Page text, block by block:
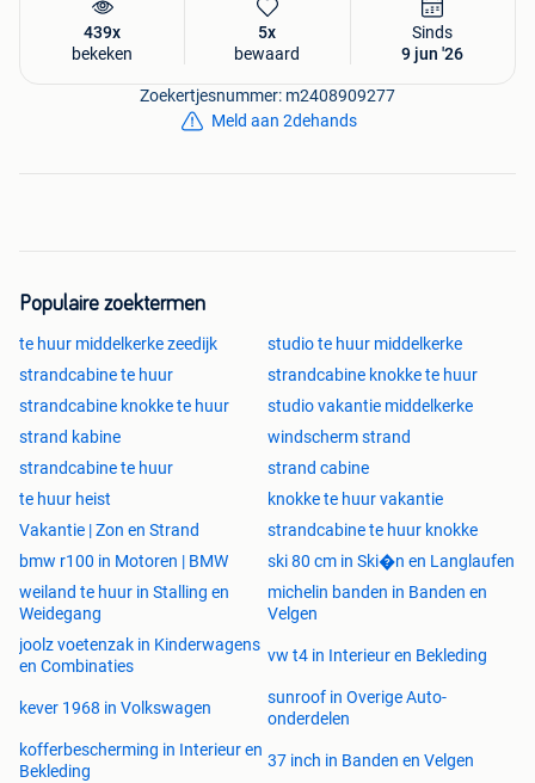
439x
bekeken
5x
bewaard
Sinds
9 jun '26
Zoekertjesnummer: m2408909277
Meld aan 2dehands
Populaire zoektermen
te huur middelkerke zeedijk
studio te huur middelkerke
strandcabine te huur
strandcabine knokke te huur
strandcabine knokke te huur
studio vakantie middelkerke
strand kabine
windscherm strand
strandcabine te huur
strand cabine
te huur heist
knokke te huur vakantie
Vakantie | Zon en Strand
strandcabine te huur knokke
bmw r100 in Motoren | BMW
ski 80 cm in Ski�n en Langlaufen
weiland te huur in Stalling en
Weidegang
michelin banden in Banden en
Velgen
joolz voetenzak in Kinderwagens
en Combinaties
vw t4 in Interieur en Bekleding
kever 1968 in Volkswagen
sunroof in Overige Auto-
onderdelen
kofferbescherming in Interieur en
Bekleding
37 inch in Banden en Velgen